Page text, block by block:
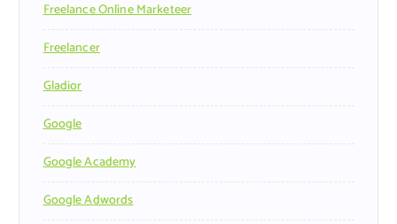
Freelance Online Marketeer
Freelancer
Gladior
Google
Google Academy
Google Adwords